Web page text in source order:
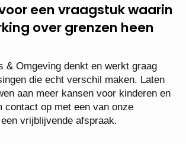
een vraagstuk waarin
over grenzen heen
& Omgeving denkt en werkt graag
die echt verschil maken. Laten
aan meer kansen voor kinderen en
contact op met een van onze
vrijblijvende afspraak.